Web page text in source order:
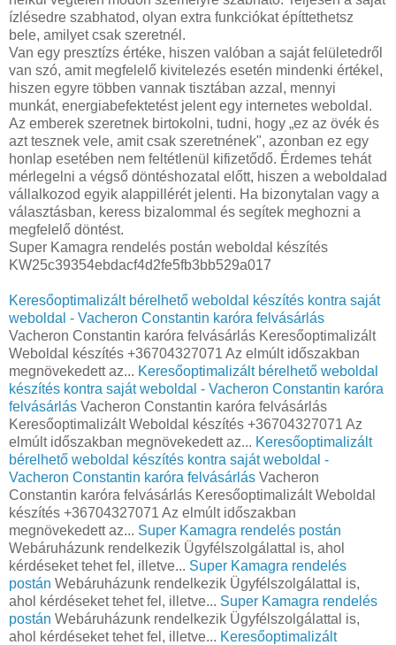
ízlésedre szabhatod, olyan extra funkciókat építtethetsz
bele, amilyet csak szeretnél.
Van egy presztízs értéke, hiszen valóban a saját felületedről
van szó, amit megfelelő kivitelezés esetén mindenki értékel,
hiszen egyre többen vannak tisztában azzal, mennyi
munkát, energiabefektetést jelent egy internetes weboldal.
Az emberek szeretnek birtokolni, tudni, hogy „ez az övék és
azt tesznek vele, amit csak szeretnének", azonban ez egy
honlap esetében nem feltétlenül kifizetődő. Érdemes tehát
mérlegelni a végső döntéshozatal előtt, hiszen a weboldalad
vállalkozod egyik alappillérét jelenti. Ha bizonytalan vagy a
választásban, keress bizalommal és segítek meghozni a
megfelelő döntést.
Super Kamagra rendelés postán weboldal készítés
KW25c39354ebdacf4d2fe5fb3bb529a017
Keresőoptimalizált bérelhető weboldal készítés kontra saját
weboldal - Vacheron Constantin karóra felvásárlás
Vacheron Constantin karóra felvásárlás Keresőoptimalizált
Weboldal készítés +36704327071 Az elmúlt időszakban
megnövekedett az... Keresőoptimalizált bérelhető weboldal
készítés kontra saját weboldal - Vacheron Constantin karóra
felvásárlás Vacheron Constantin karóra felvásárlás
Keresőoptimalizált Weboldal készítés +36704327071 Az
elmúlt időszakban megnövekedett az... Keresőoptimalizált
bérelhető weboldal készítés kontra saját weboldal -
Vacheron Constantin karóra felvásárlás Vacheron
Constantin karóra felvásárlás Keresőoptimalizált Weboldal
készítés +36704327071 Az elmúlt időszakban
megnövekedett az... Super Kamagra rendelés postán
Webáruházunk rendelkezik Ügyfélszolgálattal is, ahol
kérdéseket tehet fel, illetve... Super Kamagra rendelés
postán Webáruházunk rendelkezik Ügyfélszolgálattal is,
ahol kérdéseket tehet fel, illetve... Super Kamagra rendelés
postán Webáruházunk rendelkezik Ügyfélszolgálattal is,
ahol kérdéseket tehet fel, illetve... Keresőoptimalizált